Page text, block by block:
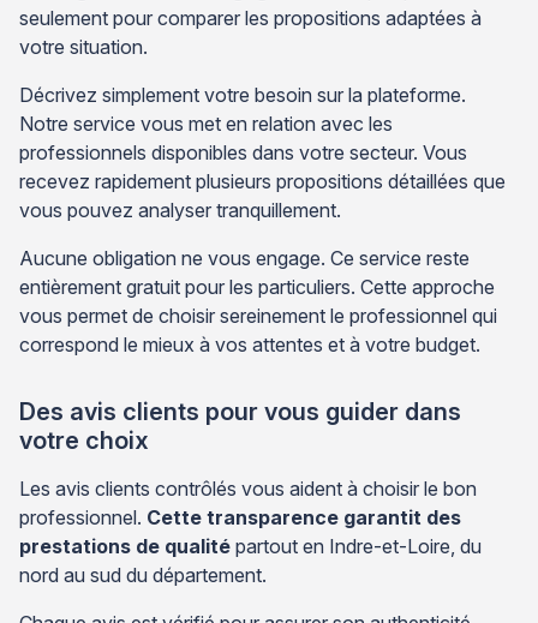
seulement pour comparer les propositions adaptées à
votre situation.
Décrivez simplement votre besoin sur la plateforme.
Notre service vous met en relation avec les
professionnels disponibles dans votre secteur. Vous
recevez rapidement plusieurs propositions détaillées que
vous pouvez analyser tranquillement.
Aucune obligation ne vous engage. Ce service reste
entièrement gratuit pour les particuliers. Cette approche
vous permet de choisir sereinement le professionnel qui
correspond le mieux à vos attentes et à votre budget.
Des avis clients pour vous guider dans
votre choix
Les avis clients contrôlés vous aident à choisir le bon
professionnel. Cette transparence garantit des
prestations de qualité partout en Indre-et-Loire, du
nord au sud du département.